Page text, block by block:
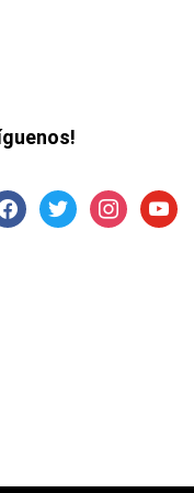
twitter instagramyoutube